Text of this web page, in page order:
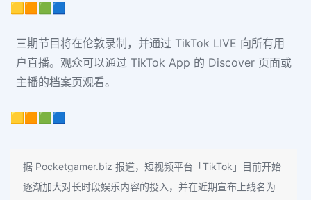
🟨🟧🟩🟦
三期节目将在伦敦录制，并通过 TikTok LIVE 向所有用
户直播。观众可以通过 TikTok App 的 Discover 页面或
主播的档案页观看。
🟨🟧🟩🟦
据 Pocketgamer.biz 报道，短视频平台「TikTok」目前开始
逐渐加大对长时段娱乐内容的投入，并在近期宣布上线名为